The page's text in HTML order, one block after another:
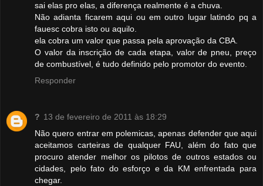
sai elas pro elas, a diferença realmente é a chuva.
Não adianta ficarem aqui ou em outro lugar latindo pq a
fauesc cobra isto ou aquilo.
ela cobra um valor que passa pela aprovação da CBA.
O valor da inscrição de cada etapa, valor de pneu, preço
de combustível, é tudo definido pelo promotor do evento.
Responder
? 13 de fevereiro de 2011 às 18:29
Não quero entrar em polemicas, apenas defender que aqui
aceitamos carteiras de qualquer FAU, além do fato que
procuro atender melhor os pilotos de outros estados ou
cidades, pelo fato do esforço e da KM enfrentada para
chegar.